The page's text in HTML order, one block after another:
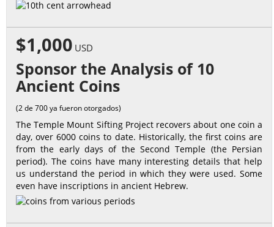
$1,000 USD
Sponsor the Analysis of 10
Ancient Coins
(2 de 700 ya fueron otorgados)
The Temple Mount Sifting Project recovers about one coin a
day, over 6000 coins to date. Historically, the first coins are
from the early days of the Second Temple (the Persian
period). The coins have many interesting details that help
us understand the period in which they were used. Some
even have inscriptions in ancient Hebrew.